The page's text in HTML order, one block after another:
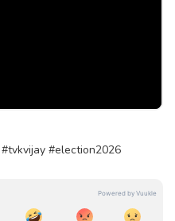
#election2026